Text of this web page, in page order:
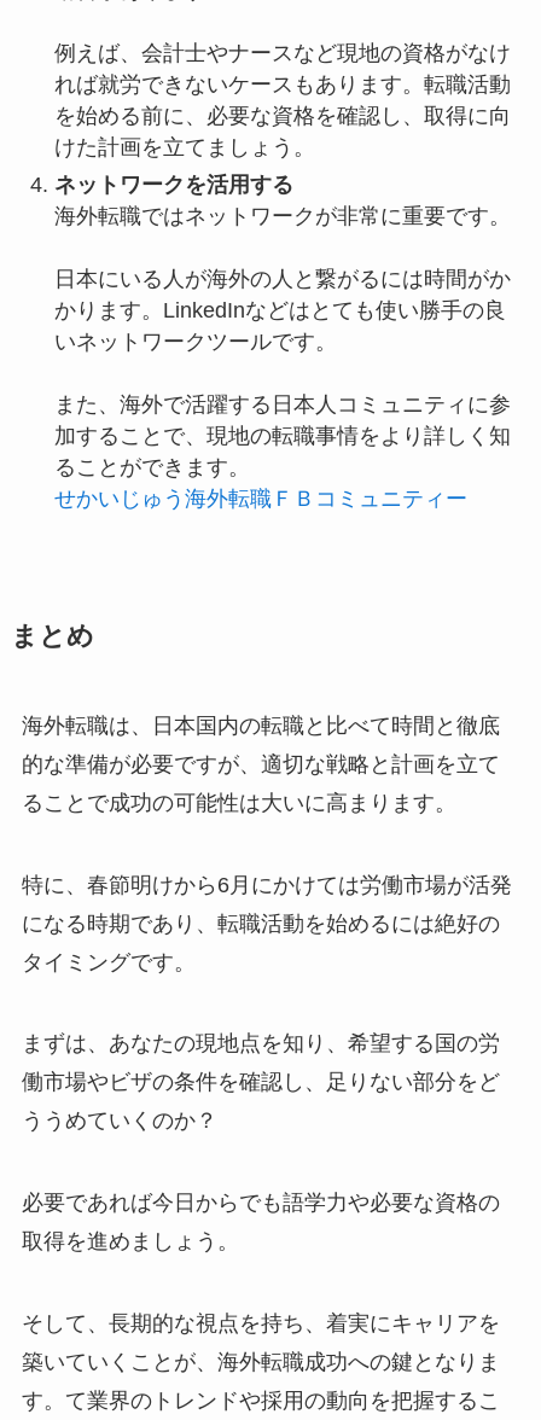
例えば、会計士やナースなど現地の資格がなけ
れば就労できないケースもあります。転職活動
を始める前に、必要な資格を確認し、取得に向
けた計画を立てましょう。
ネットワークを活用する
海外転職ではネットワークが非常に重要です。
日本にいる人が海外の人と繋がるには時間がか
かります。LinkedInなどはとても使い勝手の良
いネットワークツールです。
また、海外で活躍する日本人コミュニティに参
加することで、現地の転職事情をより詳しく知
ることができます。
せかいじゅう海外転職ＦＢコミュニティー
まとめ
海外転職は、日本国内の転職と比べて時間と徹底
的な準備が必要ですが、適切な戦略と計画を立て
ることで成功の可能性は大いに高まります。
特に、春節明けから6月にかけては労働市場が活発
になる時期であり、転職活動を始めるには絶好の
タイミングです。
まずは、あなたの現地点を知り、希望する国の労
働市場やビザの条件を確認し、足りない部分をど
ううめていくのか？
必要であれば今日からでも語学力や必要な資格の
取得を進めましょう。
そして、長期的な視点を持ち、着実にキャリアを
築いていくことが、海外転職成功への鍵となりま
す。て業界のトレンドや採用の動向を把握するこ